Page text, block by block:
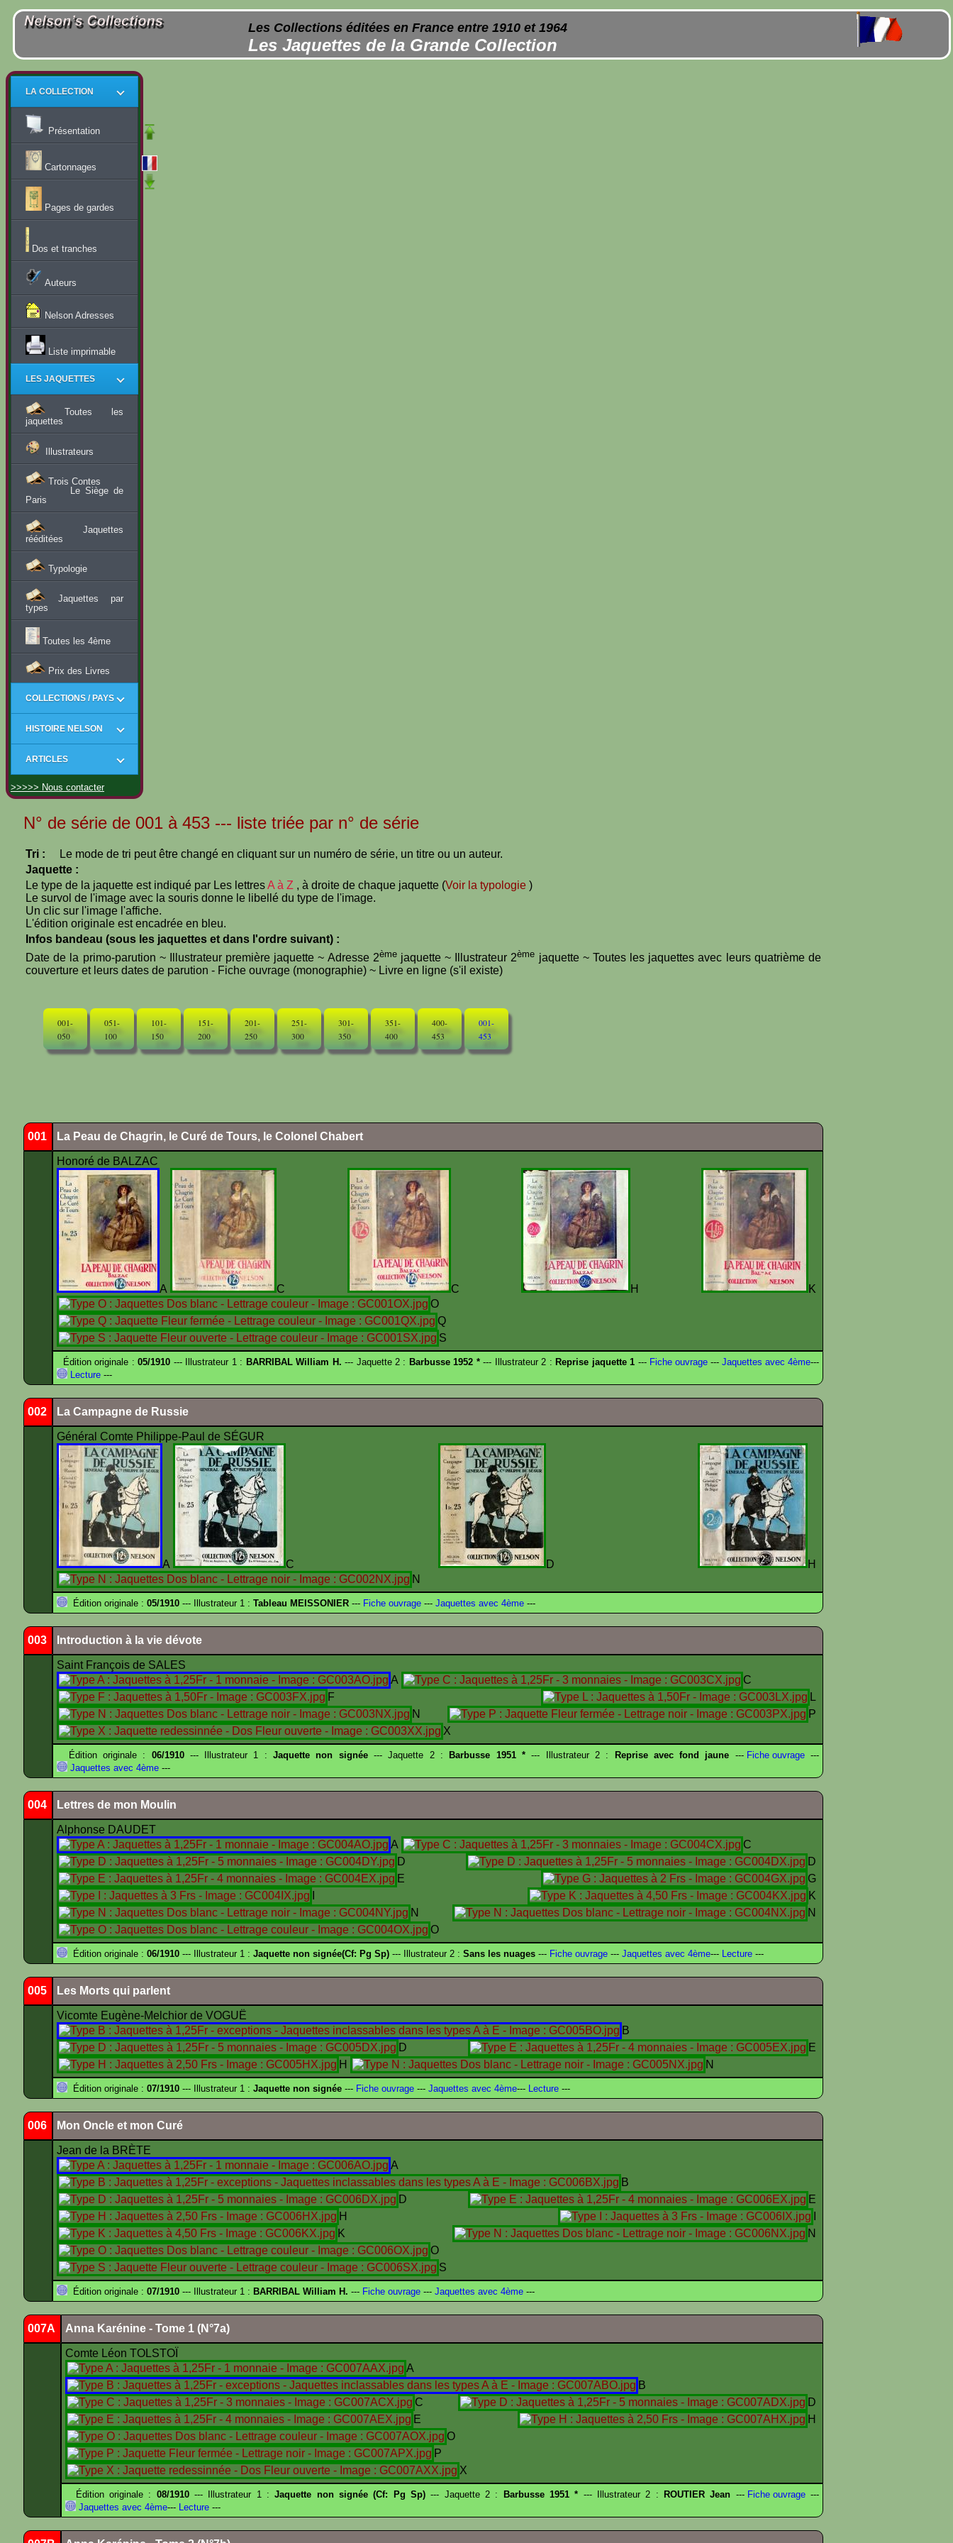
Les Collections éditées en France entre 1910 et 1964
Les Jaquettes de la Grande Collection
LA COLLECTION
Présentation
Cartonnages
Pages de gardes
Dos et tranches
Auteurs
Nelson Adresses
Liste imprimable
LES JAQUETTES
Toutes les
jaquettes
Illustrateurs
Trois Contes
Le Siège de
Paris
Jaquettes
rééditées
Typologie
Jaquettes par
types
Toutes les 4ème
Prix des Livres
COLLECTIONS / PAYS
HISTOIRE NELSON
ARTICLES
>>>>> Nous contacter
N° de série de 001 à 453 --- liste triée par n° de série
Tri :
Le mode de tri peut être changé en cliquant sur un numéro de série, un titre ou un auteur.
Jaquette :
Le type de la jaquette est indiqué par Les lettresA à Z , à droite de chaque jaquette (Voir la typologie )
Le survol de l'image avec la souris donne le libellé du type de l'image.
Un clic sur l'image l'affiche.
L'édition originale est encadrée en bleu.
Infos bandeau (sous les jaquettes et dans l'ordre suivant) :
Date de la primo-parution ~ Illustrateur première jaquette ~ Adresse 2èmejaquette ~ Illustrateur 2ème jaquette ~ Toutes les jaquettes avec leurs quatrième de
couverture et leurs dates de parution - Fiche ouvrage (monographie) ~ Livre en ligne (s'il existe)
001-
050
051-
100
101-
150
151-
200
201-
250
251-
300
301-
350
351-
400
400-
453
001-
453
001 La Peau de Chagrin, le Curé de Tours, le Colonel Chabert
Honoré de BALZAC
A C C H
K
O
Q
S
Édition originale :05/1910 --- Illustrateur 1 : BARRIBAL William H. --- Jaquette 2 : Barbusse 1952 *--- Illustrateur 2 : Reprise jaquette 1 ---Fiche ouvrage--- Jaquettes avec 4ème---
Lecture ---
002 La Campagne de Russie
Général Comte Philippe-Paul de SÉGUR
A C D
H
N
Édition originale : 05/1910 --- Illustrateur 1 : Tableau MEISSONIER --- Fiche ouvrage --- Jaquettes avec 4ème ---
003 Introduction à la vie dévote
Saint François de SALES
A
C
F
L
N
P
X
Édition originale : 06/1910--- Illustrateur 1 :Jaquette non signée--- Jaquette 2 : Barbusse 1951 *--- Illustrateur 2 : Reprise avec fond jaune ---Fiche ouvrage---
Jaquettes avec 4ème ---
004 Lettres de mon Moulin
Alphonse DAUDET
A
C
D
D
E
G
K
N
N
O
Édition originale : 06/1910 --- Illustrateur 1 : Jaquette non signée(Cf: Pg Sp) --- Illustrateur 2 : Sans les nuages --- Fiche ouvrage --- Jaquettes avec 4ème--- Lecture ---
005 Les Morts qui parlent
Vicomte Eugène-Melchior de VOGUË
B
D
E
H
N
Édition originale : 07/1910 --- Illustrateur 1 : Jaquette non signée --- Fiche ouvrage --- Jaquettes avec 4ème--- Lecture ---
006 Mon Oncle et mon Curé
Jean de la BRÈTE
A
B
D
E
H
K
N
O
S
Édition originale : 07/1910 --- Illustrateur 1 : BARRIBAL William H. --- Fiche ouvrage --- Jaquettes avec 4ème ---
007A Anna Karénine - Tome 1 (N°7a)
Comte Léon TOLSTOÏ
A
B
C
D
E
H
O
P
X
Édition originale : 08/1910--- Illustrateur 1 :Jaquette non signée (Cf: Pg Sp) --- Jaquette 2 : Barbusse 1951 * --- Illustrateur 2 : ROUTIER Jean ---Fiche ouvrage---
Jaquettes avec 4ème--- Lecture ---